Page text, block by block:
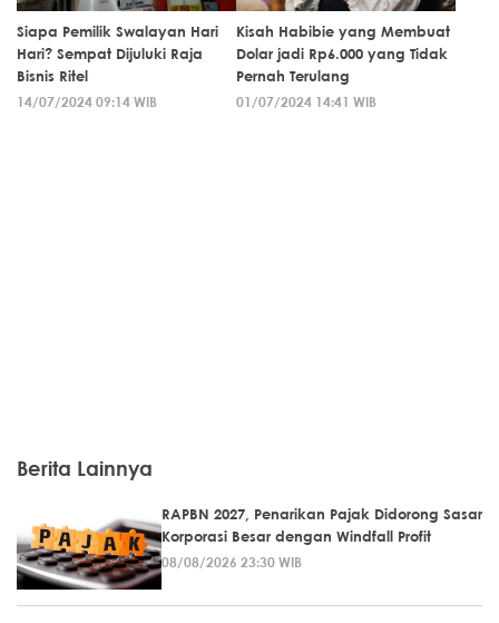
Siapa Pemilik Swalayan Hari
Hari? Sempat Dijuluki Raja
Bisnis Ritel
14/07/2024 09:14 WIB
Kisah Habibie yang Membuat
Dolar jadi Rp6.000 yang Tidak
Pernah Terulang
01/07/2024 14:41 WIB
Berita Lainnya
RAPBN 2027, Penarikan Pajak Didorong Sasar
Korporasi Besar dengan Windfall Profit
08/08/2026 23:30 WIB